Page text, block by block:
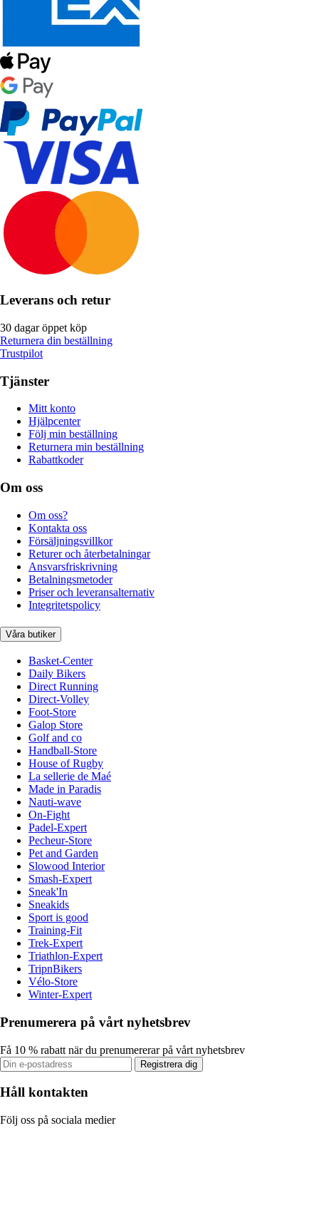
Leverans och retur
30 dagar öppet köp
Returnera din beställning
Trustpilot
Tjänster
Mitt konto
Hjälpcenter
Följ min beställning
Returnera min beställning
Rabattkoder
Om oss
Om oss?
Kontakta oss
Försäljningsvillkor
Returer och återbetalningar
Ansvarsfriskrivning
Betalningsmetoder
Priser och leveransalternativ
Integritetspolicy
Våra butiker
Basket-Center
Daily Bikers
Direct Running
Direct-Volley
Foot-Store
Galop Store
Golf and co
Handball-Store
House of Rugby
La sellerie de Maé
Made in Paradis
Nauti-wave
On-Fight
Padel-Expert
Pecheur-Store
Pet and Garden
Slowood Interior
Smash-Expert
Sneak'In
Sneakids
Sport is good
Training-Fit
Trek-Expert
Triathlon-Expert
TripnBikers
Vélo-Store
Winter-Expert
Prenumerera på vårt nyhetsbrev
Få 10 % rabatt när du prenumererar på vårt nyhetsbrev
Registrera dig
Håll kontakten
Följ oss på sociala medier